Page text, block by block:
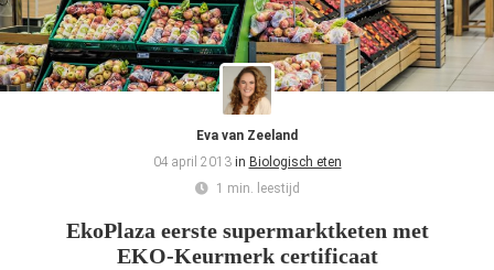
Eva van Zeeland
04 april 2013 in Biologisch eten
1 min. leestijd
EkoPlaza eerste supermarktketen met
EKO-Keurmerk certificaat